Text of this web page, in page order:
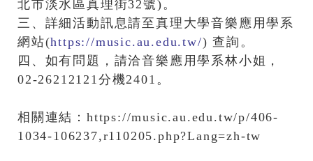
北市淡水區真理街32號)。
三、詳細活動訊息請至真理大學音樂應用學系
網站(https://music.au.edu.tw/) 查詢。
四、如有問題，請洽音樂應用學系林小姐，
02-26212121分機2401。
相關連結： https://music.au.edu.tw/p/406-
1034-106237,r110205.php?Lang=zh-tw